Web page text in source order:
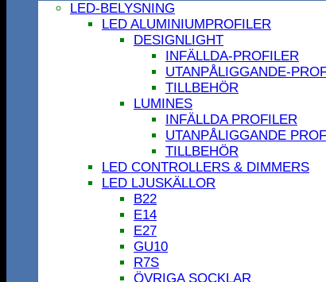
LED-BELYSNING
LED ALUMINIUMPROFILER
DESIGNLIGHT
INFÄLLDA-PROFILER
UTANPÅLIGGANDE-
TILLBEHÖR
LUMINES
INFÄLLDA PROFILER
UTANPÅLIGGANDE
TILLBEHÖR
LED CONTROLLERS & DIMMERS
LED LJUSKÄLLOR
B22
E14
E27
GU10
R7S
ÖVRIGA SOCKLAR